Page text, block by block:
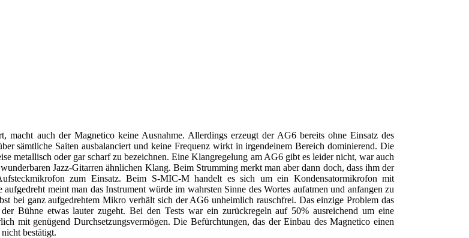
macht auch der Magnetico keine Ausnahme. Allerdings erzeugt der AG6 bereits ohne Einsatz des
sämtliche Saiten ausbalanciert und keine Frequenz wirkt in irgendeinem Bereich dominierend. Die
metallisch oder gar scharf zu bezeichnen. Eine Klangregelung am AG6 gibt es leider nicht, war auch
Jazz-Gitarren ähnlichen Klang. Beim Strumming merkt man aber dann doch, dass ihm der
zum Einsatz. Beim S-MIC-M handelt es sich um ein Kondensatormikrofon mit
meint man das Instrument würde im wahrsten Sinne des Wortes aufatmen und anfangen zu
bei ganz aufgedrehtem Mikro verhält sich der AG6 unheimlich rauschfrei. Das einzige Problem das
Bühne etwas lauter zugeht. Bei den Tests war ein zurückregeln auf 50% ausreichend um eine
mit genügend Durchsetzungsvermögen. Die Befürchtungen, das der Einbau des Magnetico einen
bestätigt.